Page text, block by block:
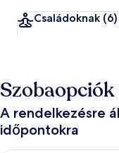
Családoknak (6)
Szobaopciók
A rendelkezésre
időpontokra